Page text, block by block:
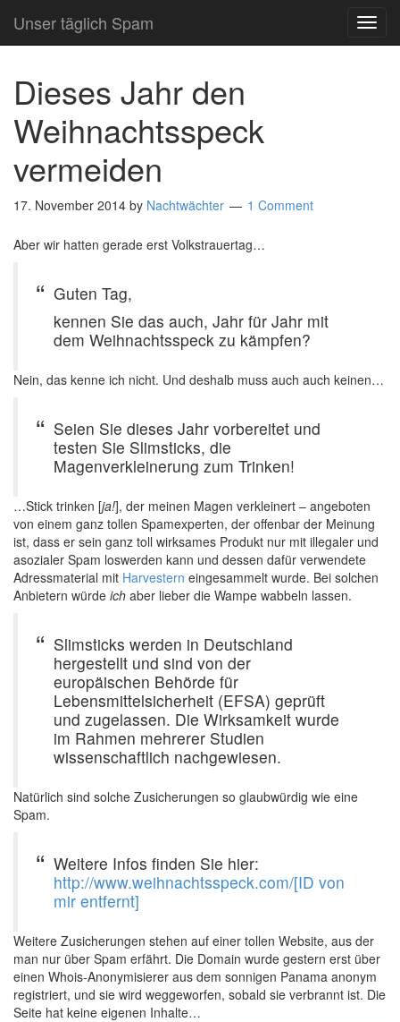
Unser täglich Spam
Dieses Jahr den
Weihnachtsspeck
vermeiden
17. November 2014 by Nachtwächter 1 Comment
Aber wir hatten gerade erst Volkstrauertag…
Guten Tag,
kennen Sie das auch, Jahr für Jahr mit
dem Weihnachtsspeck zu kämpfen?
Nein, das kenne ich nicht. Und deshalb muss auch auch keinen…
Seien Sie dieses Jahr vorbereitet und
testen Sie Slimsticks, die
Magenverkleinerung zum Trinken!
…Stick trinken [ja!], der meinen Magen verkleinert – angeboten
von einem ganz tollen Spamexperten, der offenbar der Meinung
ist, dass er sein ganz toll wirksames Produkt nur mit illegaler und
asozialer Spam loswerden kann und dessen dafür verwendete
Adressmaterial mit Harvestern eingesammelt wurde. Bei solchen
Anbietern würde ich aber lieber die Wampe wabbeln lassen.
Slimsticks werden in Deutschland
hergestellt und sind von der
europäischen Behörde für
Lebensmittelsicherheit (EFSA) geprüft
und zugelassen. Die Wirksamkeit wurde
im Rahmen mehrerer Studien
wissenschaftlich nachgewiesen.
Natürlich sind solche Zusicherungen so glaubwürdig wie eine
Spam.
Weitere Infos finden Sie hier:
http://www.weihnachtsspeck.com/[ID von
mir entfernt]
Weitere Zusicherungen stehen auf einer tollen Website, aus der
man nur über Spam erfährt. Die Domain wurde gestern erst über
einen Whois-Anonymisierer aus dem sonnigen Panama anonym
registriert, und sie wird weggeworfen, sobald sie verbrannt ist. Die
Seite hat keine eigenen Inhalte…